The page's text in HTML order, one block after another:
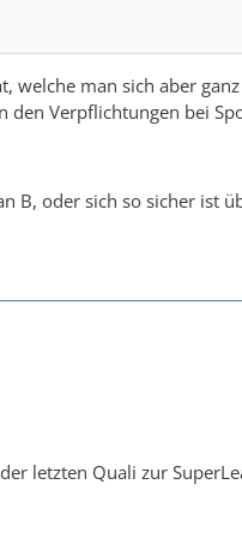
welche man sich aber
den Verpflichtungen bei
B, oder sich so sicher ist
letzten Quali zur